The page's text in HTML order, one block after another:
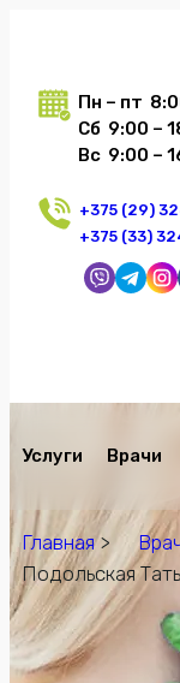
Пн – пт
Сб 9:00 –
Вс 9:00 –
+375 (29)
+375 (33)
Услуги Врачи
Главная>
Подольская